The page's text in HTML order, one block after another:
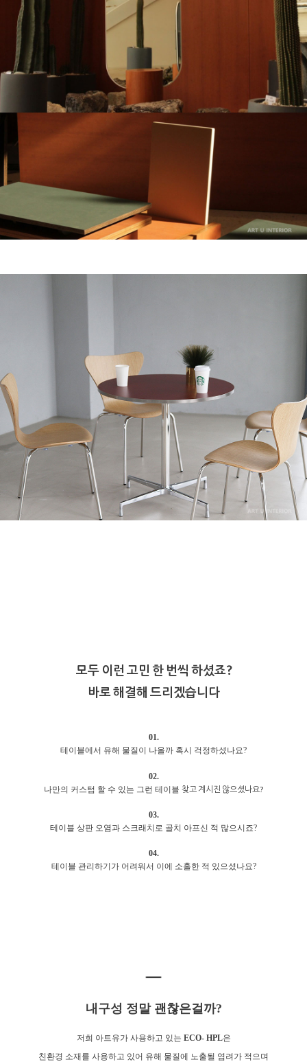
모두 이런 고민 한 번씩 하셨죠?
바로 해결해 드리겠습니다
01.
테이블에서 유해 물질이 나올까 혹시 걱정하셨나요?
02.
나만의 커스텀 할 수 있는 그런 테이블 찾고 계시진 않으셨나요?
03.
테이블 상판 오염과 스크래치로 골치 아프신 적 많으시죠?
04.
테이블 관리하기가 어려워서 이에 소홀한 적 있으셨나요?
내구성 정말 괜찮은걸까?
저희 아트유가 사용하고 있는 ECO- HPL은
친환경 소재를 사용하고 있어 유해 물질에 노출될 염려가 적으며